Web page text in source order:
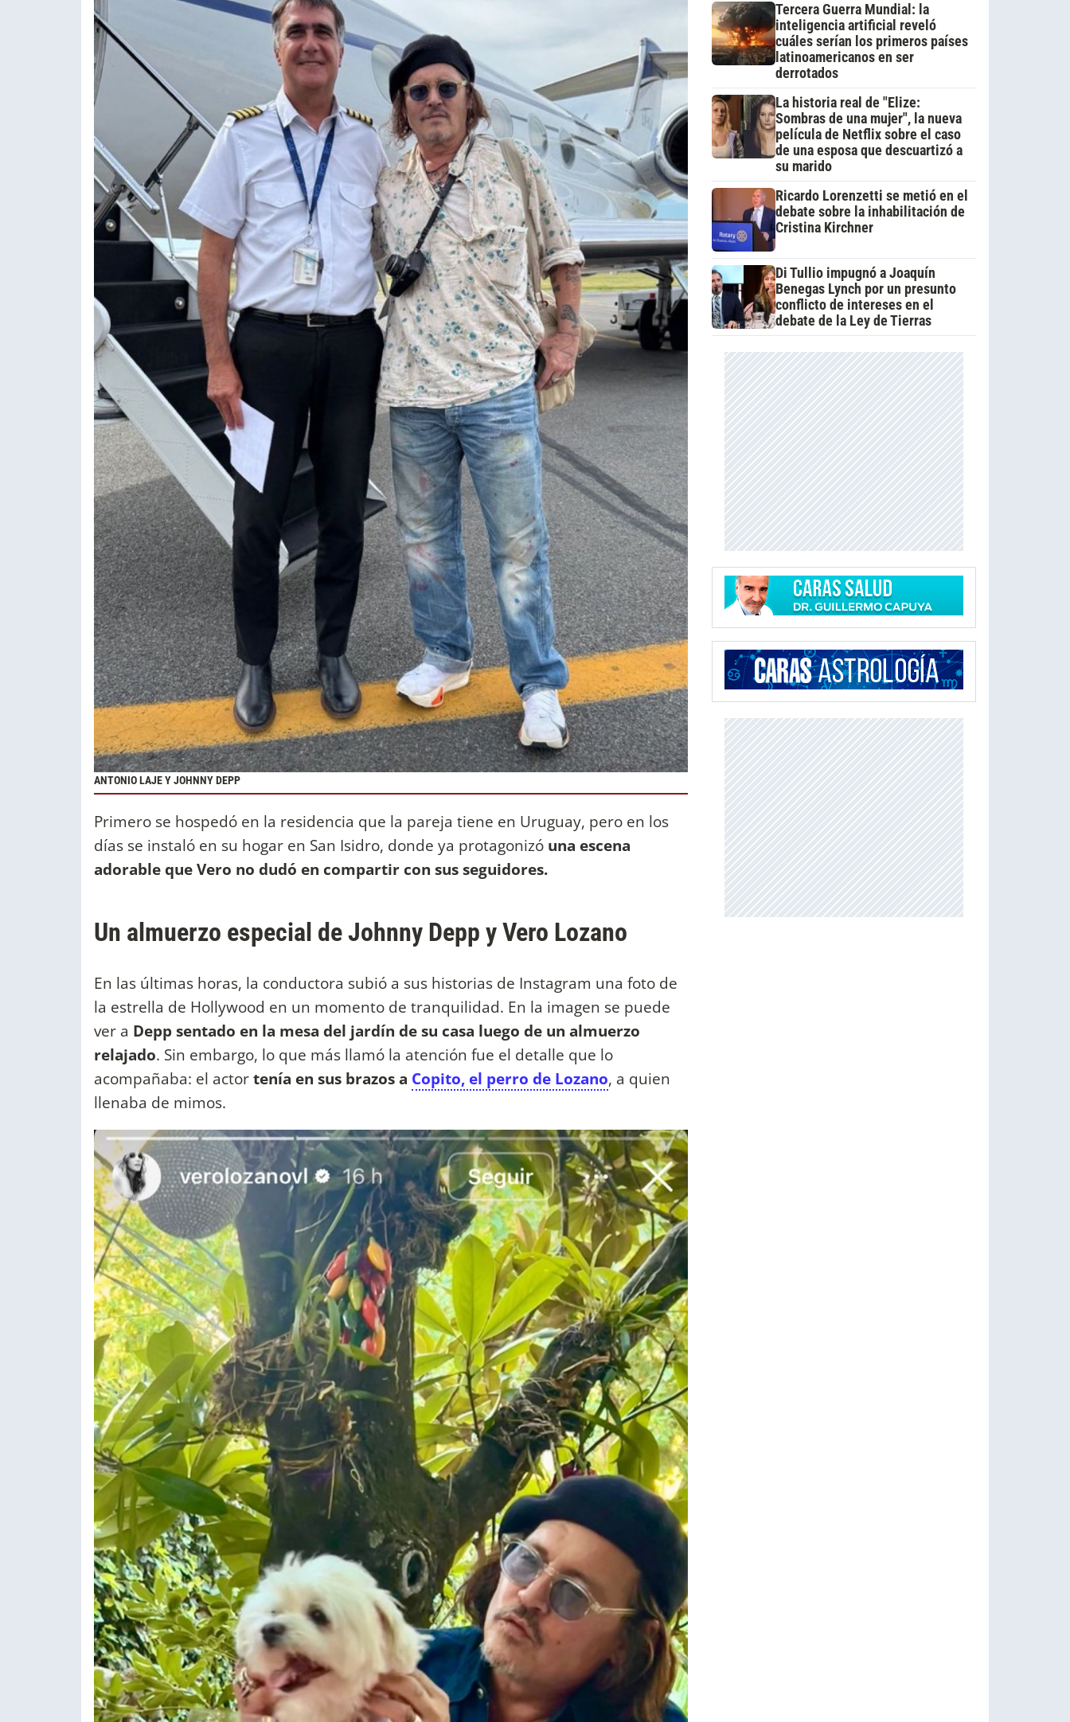
ANTONIO LAJE Y JOHNNY DEPP
Primero se hospedó en la residencia que la pareja tiene en Uruguay, pero en los
días se instaló en su hogar en San Isidro, donde ya protagonizó una escena
adorable que Vero no dudó en compartir con sus seguidores.
Un almuerzo especial de Johnny Depp y Vero Lozano
En las últimas horas, la conductora subió a sus historias de Instagram una foto de
la estrella de Hollywood en un momento de tranquilidad. En la imagen se puede
ver a Depp sentado en la mesa del jardín de su casa luego de un almuerzo
relajado. Sin embargo, lo que más llamó la atención fue el detalle que lo
acompañaba: el actortenía en sus brazos a Copito, el perro de Lozano, a quien
llenaba de mimos.
Tercera Guerra Mundial: la
inteligencia artificial reveló
cuáles serían los primeros países
latinoamericanos en ser
derrotados
La historia real de "Elize:
Sombras de una mujer", la nueva
película de Netflix sobre el caso
de una esposa que descuartizó a
su marido
Ricardo Lorenzetti se metió en el
debate sobre la inhabilitación de
Cristina Kirchner
Di Tullio impugnó a Joaquín
Benegas Lynch por un presunto
conflicto de intereses en el
debate de la Ley de Tierras